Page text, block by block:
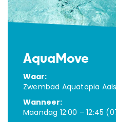
AquaMove
Waar:
Zwembad Aquatopia
Wanneer:
Maandag 12:00 – 12:45